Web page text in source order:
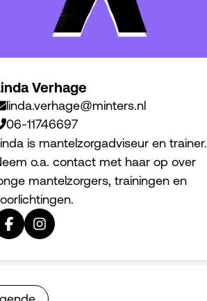
Verhage
linda.verhage@minters.nl
06-11746697
is mantelzorgadviseur en trainer.
o.a. contact met haar op over
mantelzorgers, trainingen en